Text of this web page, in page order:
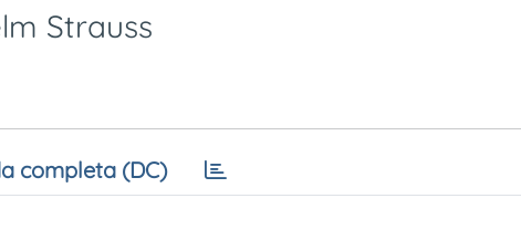
Strauss
completa (DC)